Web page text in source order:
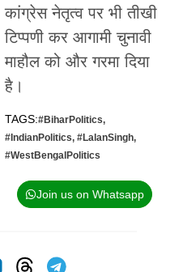
कांग्रेस नेतृत्व पर भी तीखी
टिप्पणी कर आगामी चुनावी
माहौल को और गरमा दिया
है।
TAGS:#BiharPolitics,
#IndianPolitics, #LalanSingh,
#WestBengalPolitics
Join us on Whatsapp